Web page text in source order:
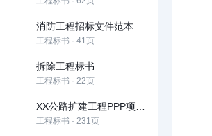
消防工程招标文件范本
工程标书 · 41页
拆除工程标书
工程标书 · 22页
工程标书 · 231页